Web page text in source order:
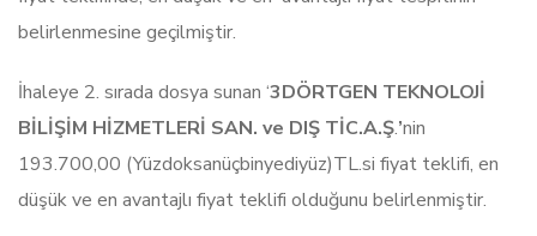
belirlenmesine geçilmiştir.
İhaleye 2. sırada dosya sunan ‘3DÖRTGEN TEKNOLOJİ
BİLİŞİM HİZMETLERİ SAN. ve DIŞ TİC.A.Ş.’nin
193.700,00 (Yüzdoksanüçbinyediyüz)TL.si fiyat teklifi, en
düşük ve en avantajlı fiyat teklifi olduğunu belirlenmiştir.